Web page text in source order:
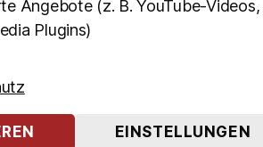
Calvin Kleinen uvm.
Ausziehen zelebriert und nicht die
erzählen mit ihrer Kunst kurze
denn Fantasie ist oft aufregender,
Angebote (z. B. YouTube-Videos,
Plugins)
EINSTELLUNGEN